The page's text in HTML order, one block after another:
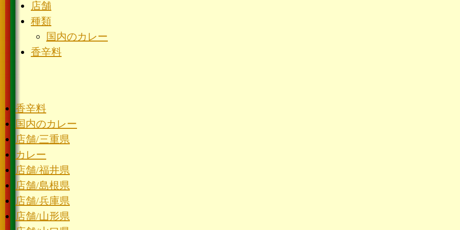
店舗
種類
国内のカレー
香辛料
香辛料
国内のカレー
店舗/三重県
カレー
店舗/福井県
店舗/島根県
店舗/兵庫県
店舗/山形県